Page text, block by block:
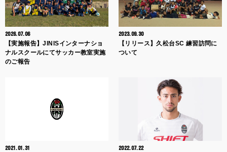
2026.07.06
【実施報告】JINISインターナショ
ナルスクールにてサッカー教室実施
のご報告
2023.09.30
【リリース】久松台SC 練習訪問に
ついて
2021.01.31 2022.07.22